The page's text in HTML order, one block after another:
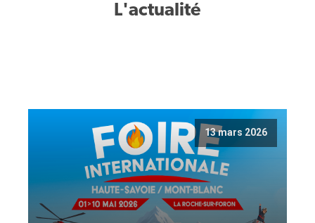
L'actualité
13 mars 2026